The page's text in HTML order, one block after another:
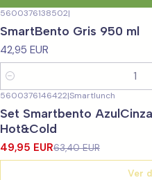
5600376138502|
SmartBento Gris 950 ml
42,95 EUR
Cantidad
No disponible
5600376146422|Smartlunch
Set Smartbento
Hot&Cold
49,95 EUR63,40 EUR
Ver